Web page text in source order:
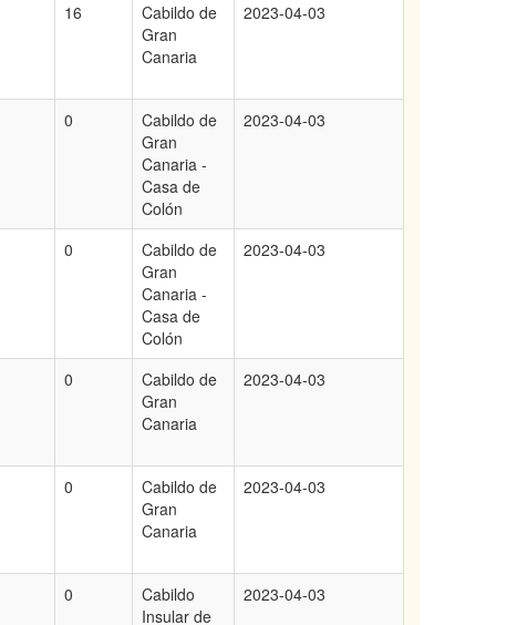
16
Cabildo de
Gran
Canaria
2023-04-03
0
Cabildo de
Gran
Canaria -
Casa de
Colón
2023-04-03
0
Cabildo de
Gran
Canaria -
Casa de
Colón
2023-04-03
0
Cabildo de
Gran
Canaria
2023-04-03
0
Cabildo de
Gran
Canaria
2023-04-03
0
Cabildo
Insular de
2023-04-03